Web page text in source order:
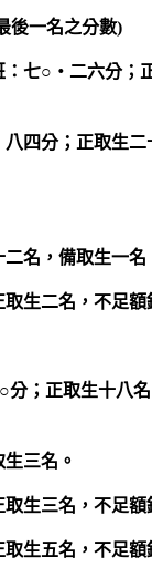
後一名之分數)
：七○‧二六分；
四分；正取生二
名，備取生一名
生二名，不足額
；正取生十八
三名。
生三名，不足額
生五名，不足額